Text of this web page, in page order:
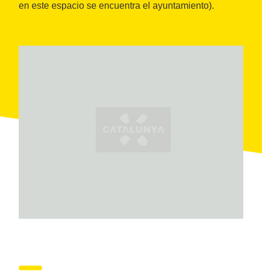
en este espacio se encuentra el ayuntamiento).